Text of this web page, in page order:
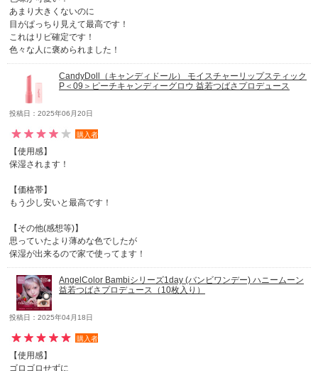
あまり大きくないのに
目がぱっちり見えて最高です！
これはリピ確定です！
色々な人に褒められました！
CandyDoll（キャンディドール） モイスチャーリップスティック
P＜09＞ピーチキャンディーグロウ 益若つばさプロデュース
投稿日：2025年06月20日
購入者
【使用感】
保湿されます！
【価格帯】
もう少し安いと最高です！
【その他(感想等)】
思っていたより薄めな色でしたが
保湿が出来るので家で使ってます！
AngelColor Bambiシリーズ1day (バンビワンデー) ハニームーン
益若つばさプロデュース（10枚入り）
投稿日：2025年04月18日
購入者
【使用感】
ゴロゴロせずに